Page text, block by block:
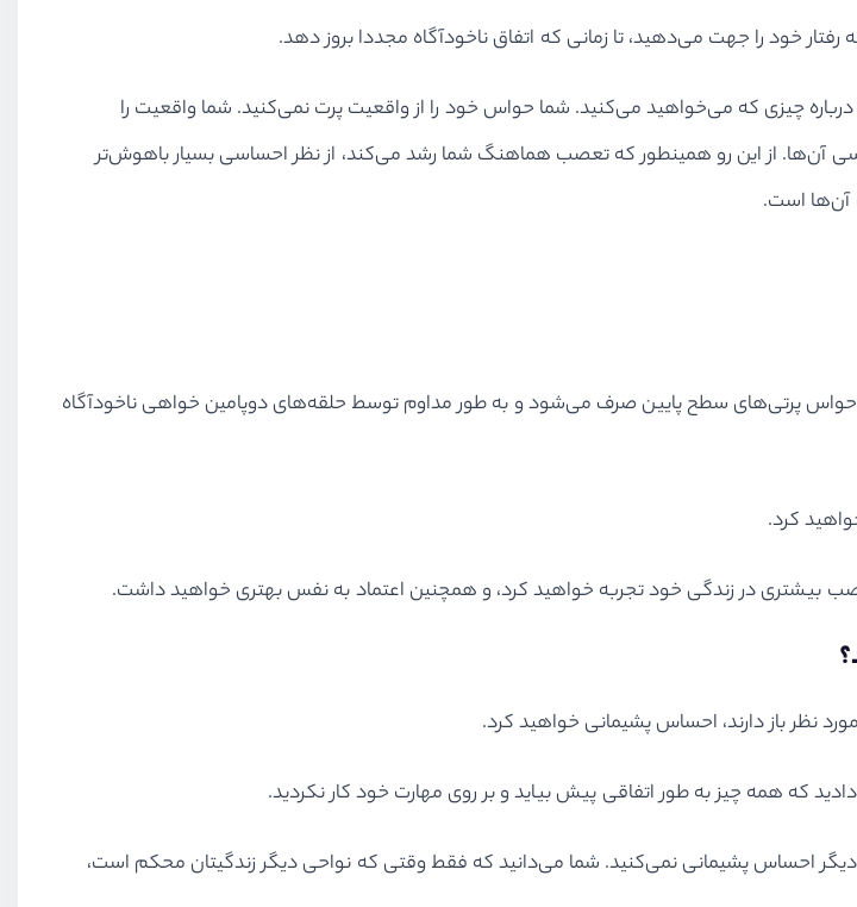
خود را جهت می‌دهید، تا زمانی که اتفاق ناخودآگاه مجددا بروز دهد.
چیزی که می‌خواهید می‌کنید. شما حواس خود را از واقعیت پرت نمی‌کنید. شما واقعیت را
آن‌ها. از این رو همینطور که تعصب هماهنگ شما رشد می‌کند، از نظر احساسی بسیار باهوش‌تر
آن‌ها است.
پرتی‌های سطح پایین صرف می‌شود و به طور مداوم توسط حلقه‌های دوپامین‌ خواهی ناخودآگاه
کرد.
تعصب بیشتری در زندگی خود تجربه خواهید کرد،‌ و همچنین اعتماد به نفس بهتری خواهید داشت.
نظر باز دارند، احساس پشیمانی خواهید کرد.
دادید که همه چیز به طور اتفاقی پیش بیاید و بر روی مهارت خود کار نکردید.
احساس پشیمانی نمی‌کنید. شما می‌دانید که فقط وقتی که نواحی دیگر زندگیتان محکم است،